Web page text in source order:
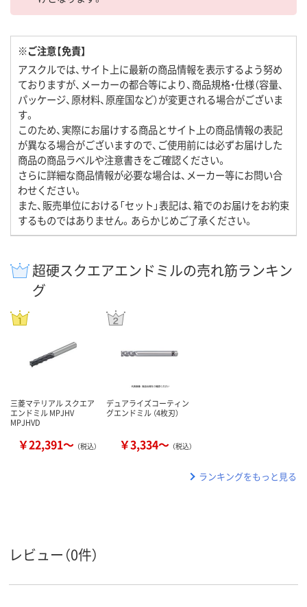
※ご注意【免責】
アスクルでは、サイト上に最新の商品情報を表示するよう努め
ておりますが、メーカーの都合等により、商品規格・仕様（容量、
パッケージ、原材料、原産国など）が変更される場合がございま
す。
このため、実際にお届けする商品とサイト上の商品情報の表記
が異なる場合がございますので、ご使用前には必ずお届けした
商品の商品ラベルや注意書きをご確認ください。
さらに詳細な商品情報が必要な場合は、メーカー等にお問い合
わせください。
また、販売単位における「セット」表記は、箱でのお届けをお約束
するものではありません。あらかじめご了承ください。
超硬スクエアエンドミルの売れ筋ランキン
グ
三菱マテリアル スクエア
エンドミル MPJHV
MPJHVD
￥22,391～ （税込）
デュアライズコーティン
グエンドミル （4枚刃）
￥3,334～ （税込）
ランキングをもっと見る
レビュー（0件）